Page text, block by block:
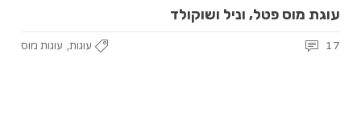
עוגת מוס פטל, וניל ושוקולד
עוגות, עוגות מוס 17